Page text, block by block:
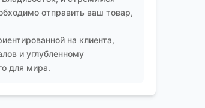
отправить ваш товар,
на клиента,
и углубленному
для мира.